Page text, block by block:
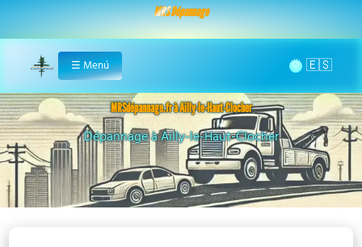
MRS Dépannage
Home
☰ Menú 🌞
MRSdépannage.fr à Ailly-le-Haut-Clocher
Assistance 24/7 à Ailly-le-Haut-Clocher